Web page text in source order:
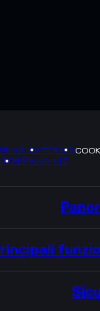
TERMS
BRAND KIT